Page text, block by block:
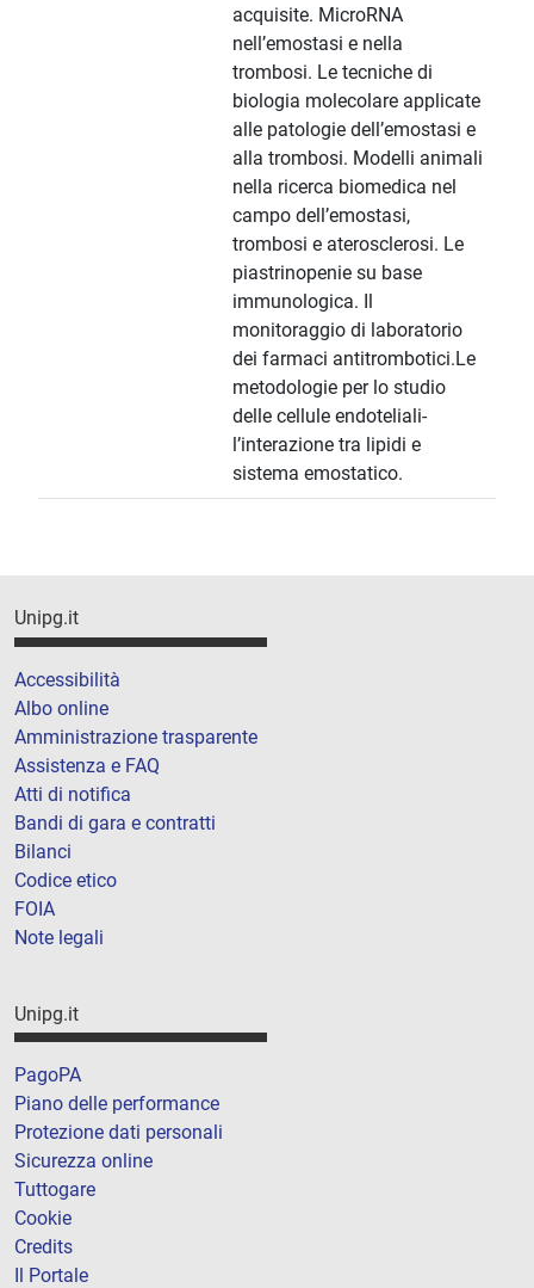
acquisite. MicroRNA
nell’emostasi e nella
trombosi. Le tecniche di
biologia molecolare applicate
alle patologie dell’emostasi e
alla trombosi. Modelli animali
nella ricerca biomedica nel
campo dell’emostasi,
trombosi e aterosclerosi. Le
piastrinopenie su base
immunologica. Il
monitoraggio di laboratorio
dei farmaci antitrombotici.Le
metodologie per lo studio
delle cellule endoteliali-
l’interazione tra lipidi e
sistema emostatico.
Unipg.it
Accessibilità
Albo online
Amministrazione trasparente
Assistenza e FAQ
Atti di notifica
Bandi di gara e contratti
Bilanci
Codice etico
FOIA
Note legali
Unipg.it
PagoPA
Piano delle performance
Protezione dati personali
Sicurezza online
Tuttogare
Cookie
Credits
Il Portale